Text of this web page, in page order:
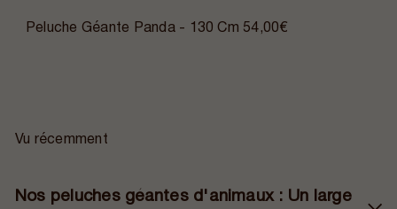
Peluche Géante Panda - 130 Cm 54,00€
Vu récemment
Nos peluches géantes d'animaux : Un large